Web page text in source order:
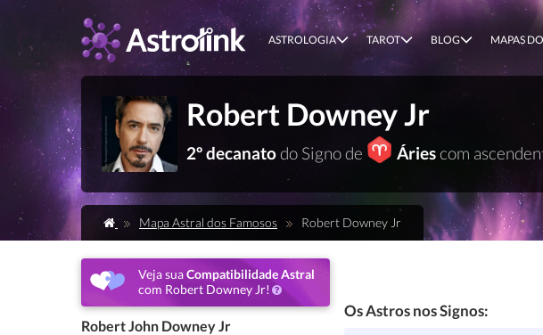
ASTROLOGIA TAROT BLOG MAPAS
Robert Downey Jr
2º decanatodo Signo de Áriescom
Mapa Astral dos Famosos Robert Downey Jr
Veja suaCompatibilidade Astral
com Robert Downey Jr!
Robert John Downey Jr
Os Astros nos Signos: